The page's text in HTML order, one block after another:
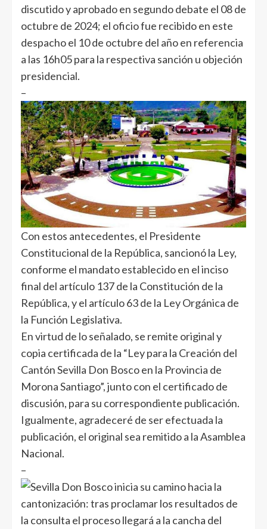
discutido y aprobado en segundo debate el 08 de
octubre de 2024; el oficio fue recibido en este
despacho el 10 de octubre del año en referencia
a las 16h05 para la respectiva sanción u objeción
presidencial.
–
Con estos antecedentes, el Presidente
Constitucional de la República, sancionó la Ley,
conforme el mandato establecido en el inciso
final del artículo 137 de la Constitución de la
República, y el artículo 63 de la Ley Orgánica de
la Función Legislativa.
En virtud de lo señalado, se remite original y
copia certificada de la “Ley para la Creación del
Cantón Sevilla Don Bosco en la Provincia de
Morona Santiago”, junto con el certificado de
discusión, para su correspondiente publicación.
Igualmente, agradeceré de ser efectuada la
publicación, el original sea remitido a la Asamblea
Nacional.
–